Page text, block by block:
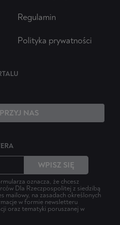
Regulamin
Polityka prywatności
NAS
WPISZ SIĘ
oznacza, że chcesz
Dla Rzeczpospolitej z siedzibą
mailowy, na zasadach określonych
w formie newsletteru
oraz tematyki poruszanej w